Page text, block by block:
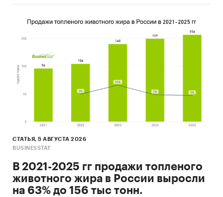
товары / FMCG / Хозтовары
СТАТЬЯ, 5 АВГУСТА 2026
BUSINESSTAT
В 2021-2025 гг продажи топленого
животного жира в России выросли
на 63% до 156 тыс тонн.